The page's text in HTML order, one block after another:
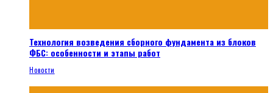
Технология возведения сборного фундамента из блоков
ФБС: особенности и этапы работ
Новости